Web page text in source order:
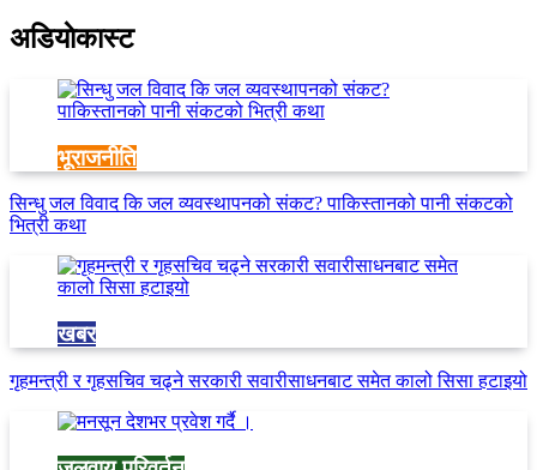
अडियाेकास्ट
भूराजनीति
सिन्धु जल विवाद कि जल व्यवस्थापनको संकट? पाकिस्तानको पानी संकटको
भित्री कथा
खबर
गृहमन्त्री र गृहसचिव चढ्ने सरकारी सवारीसाधनबाट समेत कालो सिसा हटाइयो